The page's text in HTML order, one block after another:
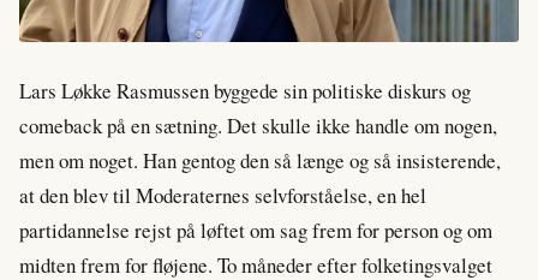
Lars Løkke Rasmussen byggede sin politiske diskurs og
comeback på en sætning. Det skulle ikke handle om nogen,
men om noget. Han gentog den så længe og så insisterende,
at den blev til Moderaternes selvforståelse, en hel
partidannelse rejst på løftet om sag frem for person og om
midten frem for fløjene. To måneder efter folketingsvalget